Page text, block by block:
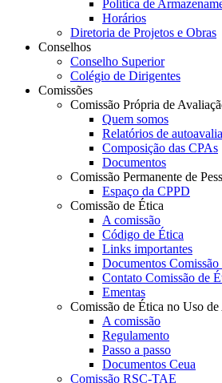
Política de
Horários
Diretoria de Projetos e Obras
Conselhos
Conselho Superior
Colégio de Dirigentes
Comissões
Comissão Própria de
Quem somos
Relatórios de
Composição das CPAs
Documentos
Comissão Permanente de
Espaço da CPPD
Comissão de Ética
A comissão
Código de Ética
Links importantes
Documentos Comissão
Contato Comissão de
Ementas
Comissão de Ética no Uso
A comissão
Regulamento
Passo a passo
Documentos Ceua
Comissão RSC-TAE